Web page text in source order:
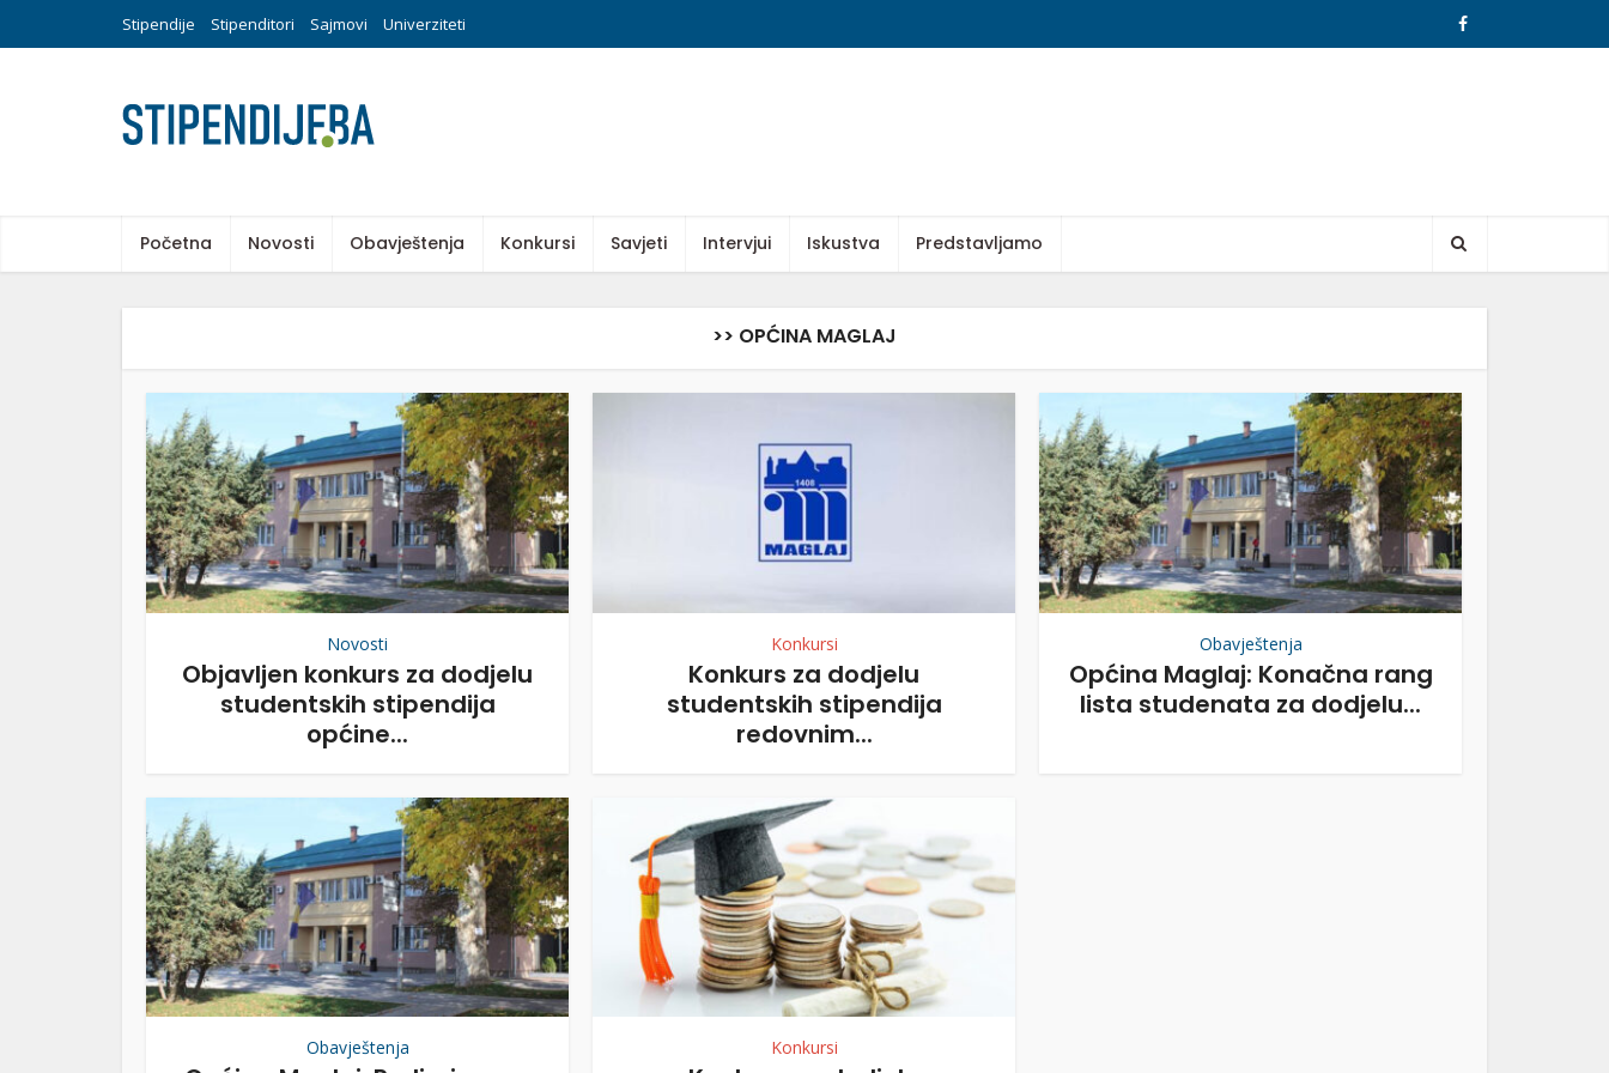
Stipendije Stipenditori Sajmovi Univerziteti
Početna Novosti Obavještenja Konkursi Savjeti Intervjui Iskustva Predstavljamo
>> OPĆINA MAGLAJ
Novosti
Objavljen konkurs za dodjelu
studentskih stipendija
općine...
Konkursi
Konkurs za dodjelu
studentskih stipendija
redovnim...
Obavještenja
Općina Maglaj: Konačna rang
lista studenata za dodjelu...
Obavještenja Konkursi